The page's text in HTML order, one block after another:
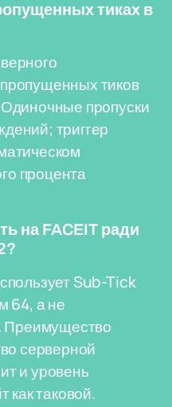
тиках в
тиков
пропуски
триггер
процента
на FACEIT ради
Sub-Tick
64, а не
Преимущество
серверной
и уровень
как таковой.